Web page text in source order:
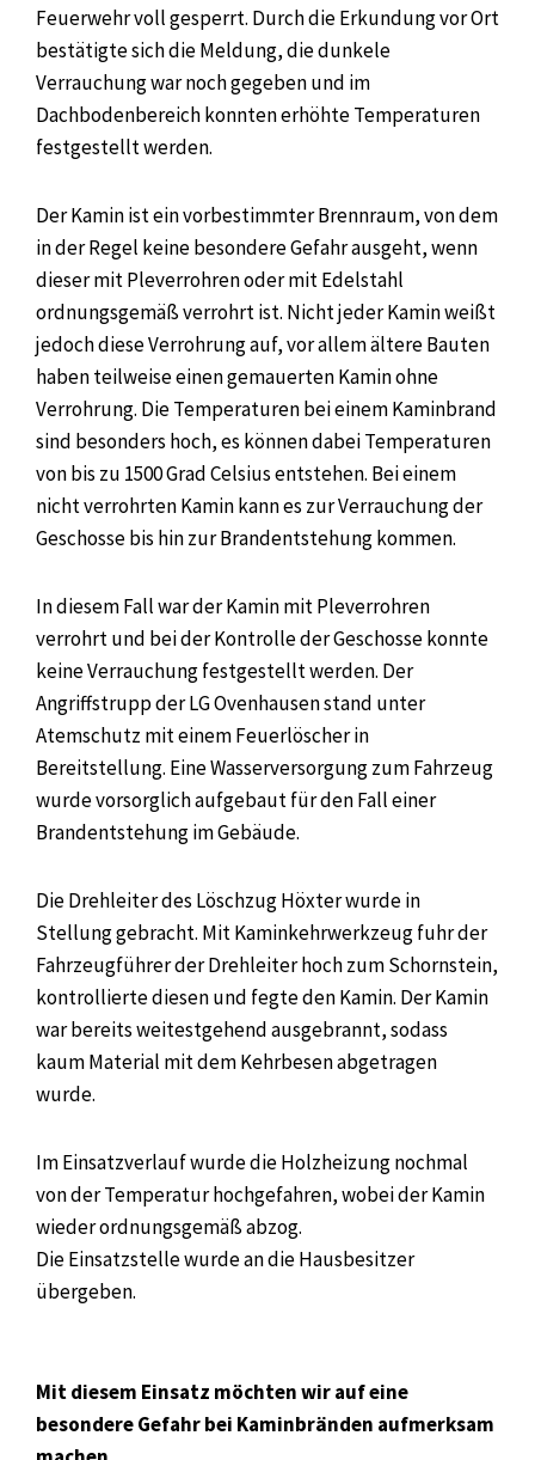
Feuerwehr voll gesperrt. Durch die Erkundung vor Ort
bestätigte sich die Meldung, die dunkele
Verrauchung war noch gegeben und im
Dachbodenbereich konnten erhöhte Temperaturen
festgestellt werden.
Der Kamin ist ein vorbestimmter Brennraum, von dem
in der Regel keine besondere Gefahr ausgeht, wenn
dieser mit Pleverrohren oder mit Edelstahl
ordnungsgemäß verrohrt ist. Nicht jeder Kamin weißt
jedoch diese Verrohrung auf, vor allem ältere Bauten
haben teilweise einen gemauerten Kamin ohne
Verrohrung. Die Temperaturen bei einem Kaminbrand
sind besonders hoch, es können dabei Temperaturen
von bis zu 1500 Grad Celsius entstehen. Bei einem
nicht verrohrten Kamin kann es zur Verrauchung der
Geschosse bis hin zur Brandentstehung kommen.
In diesem Fall war der Kamin mit Pleverrohren
verrohrt und bei der Kontrolle der Geschosse konnte
keine Verrauchung festgestellt werden. Der
Angriffstrupp der LG Ovenhausen stand unter
Atemschutz mit einem Feuerlöscher in
Bereitstellung. Eine Wasserversorgung zum Fahrzeug
wurde vorsorglich aufgebaut für den Fall einer
Brandentstehung im Gebäude.
Die Drehleiter des Löschzug Höxter wurde in
Stellung gebracht. Mit Kaminkehrwerkzeug fuhr der
Fahrzeugführer der Drehleiter hoch zum Schornstein,
kontrollierte diesen und fegte den Kamin. Der Kamin
war bereits weitestgehend ausgebrannt, sodass
kaum Material mit dem Kehrbesen abgetragen
wurde.
Im Einsatzverlauf wurde die Holzheizung nochmal
von der Temperatur hochgefahren, wobei der Kamin
wieder ordnungsgemäß abzog.
Die Einsatzstelle wurde an die Hausbesitzer
übergeben.
Mit diesem Einsatz möchten wir auf eine
besondere Gefahr bei Kaminbränden aufmerksam